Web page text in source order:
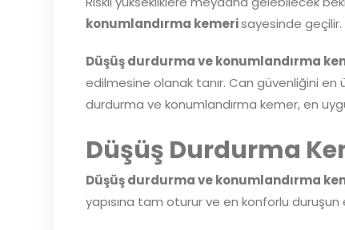
konumlandırma kemerisayesinde geçilir.
Düşüş durdurma ve konumlandırma
edilmesine olanak tanır. Can güvenliğini
durdurma ve konumlandırma kemer, en
Düşüş Durdurma
Düşüş durdurma ve konumlandırma
yapısına tam oturur ve en konforlu